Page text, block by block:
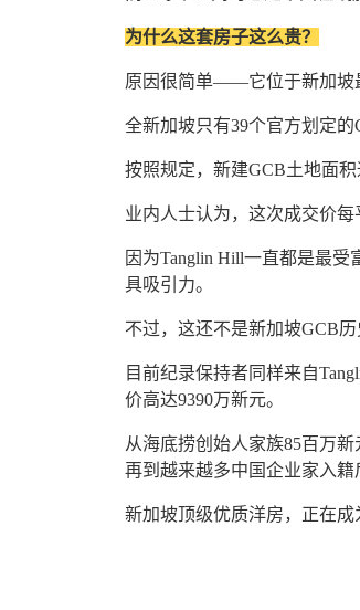
为什么这套房子这么贵？
原因很简单——它位于新加坡
全新加坡只有39个官方划定的
按照规定，新建GCB土地面
业内人士认为，这次成交价每
因为Tanglin Hill一直都是最
具吸引力。
不过，这还不是新加坡GCB历
目前纪录保持者同样来自
价高达9390万新元。
从海底捞创始人家族85百万
再到越来越多中国企业家入籍
新加坡顶级优质洋房，正在成